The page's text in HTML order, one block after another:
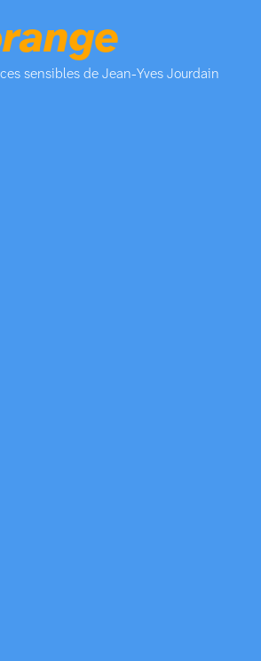
sensibles de Jean-Yves Jourdain